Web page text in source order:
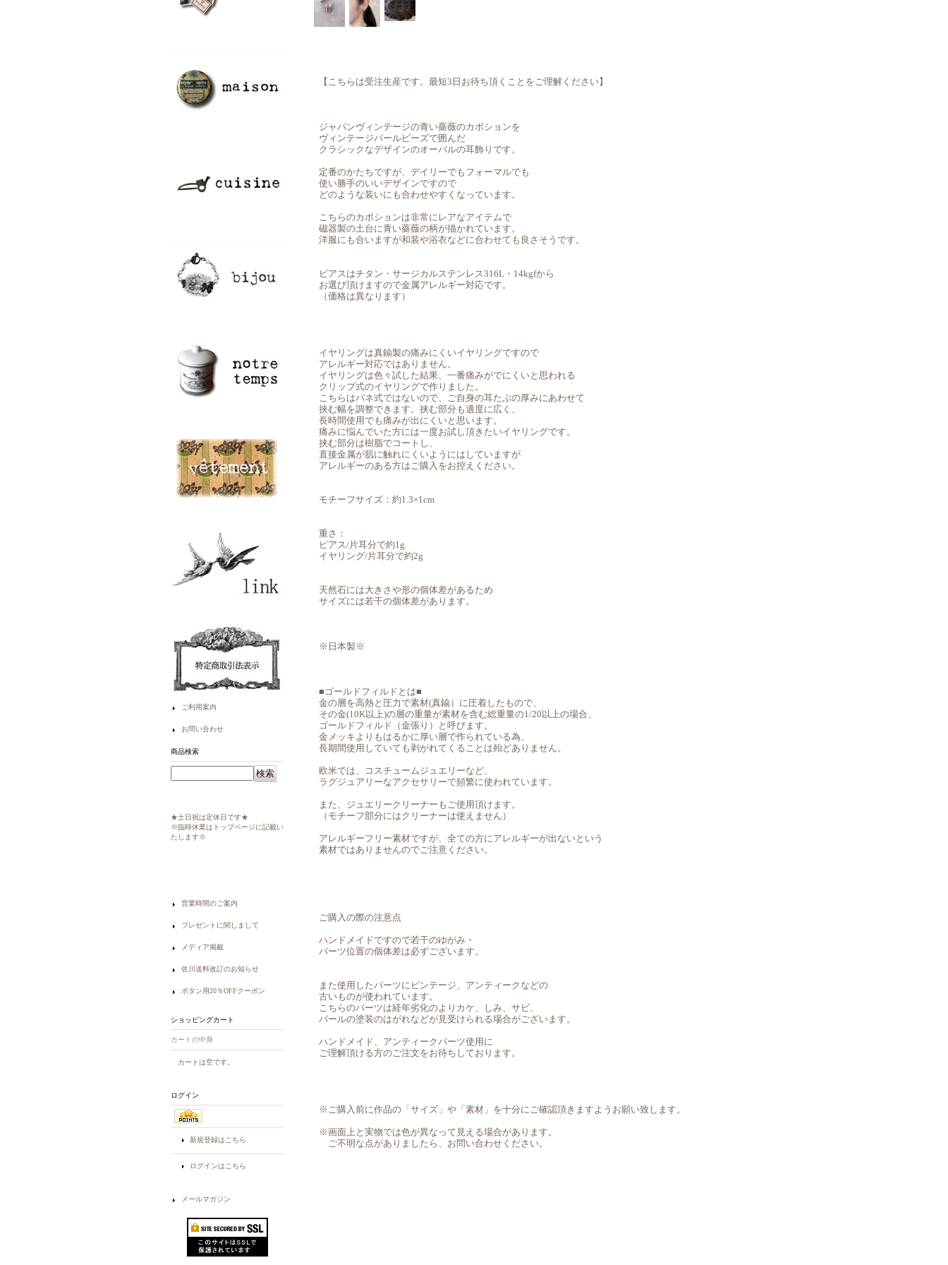
ご利用案内
お問い合わせ
商品検索
★土日祝は定休日です★
※臨時休業はトップページに記載い
たします※
営業時間のご案内
プレゼントに関しまして
メディア掲載
佐川送料改訂のお知らせ
ボタン用20％OFFクーポン
ショッピングカート
カートの中身
カートは空です。
ログイン
新規登録はこちら
ログインはこちら
メールマガジン
【こちらは受注生産です。最短3日お待ち頂くことをご理解ください】
ジャパンヴィンテージの青い薔薇のカボションを
ヴィンテージパールビーズで囲んだ
クラシックなデザインのオーバルの耳飾りです。
定番のかたちですが、デイリーでもフォーマルでも
使い勝手のいいデザインですので
どのような装いにも合わせやすくなっています。
こちらのカボションは非常にレアなアイテムで
磁器製の土台に青い薔薇の柄が描かれています。
洋服にも合いますが和装や浴衣などに合わせても良さそうです。
ピアスはチタン・サージカルステンレス316L・14kgfから
お選び頂けますので金属アレルギー対応です。
（価格は異なります）
イヤリングは真鍮製の痛みにくいイヤリングですので
アレルギー対応ではありません。
イヤリングは色々試した結果、一番痛みがでにくいと思われる
クリップ式のイヤリングで作りました。
こちらはバネ式ではないので、ご自身の耳たぶの厚みにあわせて
挟む幅を調整できます。挟む部分も適度に広く、
長時間使用でも痛みが出にくいと思います。
痛みに悩んでいた方には一度お試し頂きたいイヤリングです。
挟む部分は樹脂でコートし、
直接金属が肌に触れにくいようにはしていますが
アレルギーのある方はご購入をお控えください。
モチーフサイズ：約1.3×1cm
重さ：
ピアス/片耳分で約1g
イヤリング/片耳分で約2g
天然石には大きさや形の個体差があるため
サイズには若干の個体差があります。
※日本製※
■ゴールドフィルドとは■
金の層を高熱と圧力で素材(真鍮）に圧着したもので、
その金(10K以上)の層の重量が素材を含む総重量の1/20以上の場合、
ゴールドフィルド（金張り）と呼びます。
金メッキよりもはるかに厚い層で作られている為、
長期間使用していても剥がれてくることは殆どありません。
欧米では、コスチュームジュエリーなど、
ラグジュアリーなアクセサリーで頻繁に使われています。
また、ジュエリークリーナーもご使用頂けます。
（モチーフ部分にはクリーナーは使えません）
アレルギーフリー素材ですが、全ての方にアレルギーが出ないという
素材ではありませんのでご注意ください。
ご購入の際の注意点
ハンドメイドですので若干のゆがみ・
パーツ位置の個体差は必ずございます。
また使用したパーツにビンテージ、アンティークなどの
古いものが使われています。
こちらのパーツは経年劣化のよりカケ、しみ、サビ、
パールの塗装のはがれなどが見受けられる場合がございます。
ハンドメイド、アンティークパーツ使用に
ご理解頂ける方のご注文をお待ちしております。
※ご購入前に作品の「サイズ」や「素材」を十分にご確認頂きますようお願い致します。
※画面上と実物では色が異なって見える場合があります。
ご不明な点がありましたら、お問い合わせください。